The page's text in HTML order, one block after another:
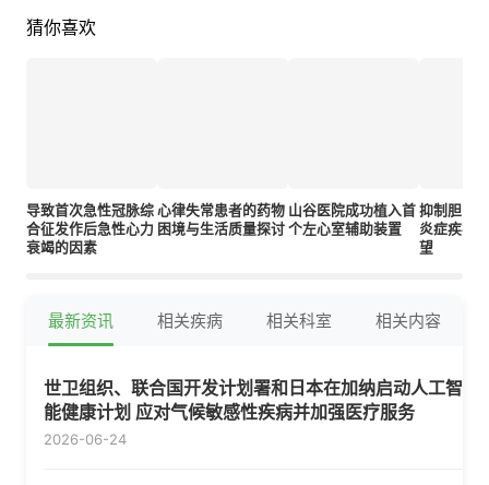
猜你喜欢
导致首次急性冠脉综
合征发作后急性心力
衰竭的因素
心律失常患者的药物
困境与生活质量探讨
山谷医院成功植入首
个左心室辅助装置
抑制胆固
炎症疾病
望
最新资讯 相关疾病 相关科室 相关内容
世卫组织、联合国开发计划署和日本在加纳启动人工智
能健康计划 应对气候敏感性疾病并加强医疗服务
2026-06-24